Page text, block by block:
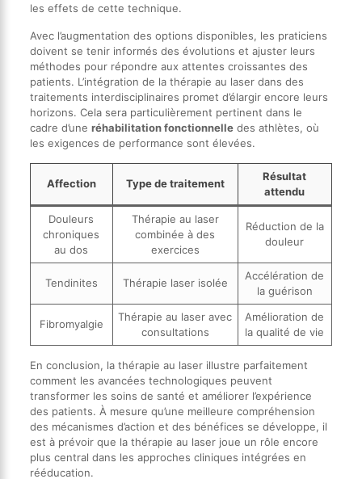
les effets de cette technique.
Avec l’augmentation des options disponibles, les praticiens
doivent se tenir informés des évolutions et ajuster leurs
méthodes pour répondre aux attentes croissantes des
patients. L’intégration de la thérapie au laser dans des
traitements interdisciplinaires promet d’élargir encore leurs
horizons. Cela sera particulièrement pertinent dans le
cadre d’une réhabilitation fonctionnelledes athlètes, où
les exigences de performance sont élevées.
Affection Type de traitement
Résultat
attendu
Douleurs
chroniques
au dos
Thérapie au laser
combinée à des
exercices
Réduction de la
douleur
Tendinites Thérapie laser isolée
Accélération de
la guérison
Fibromyalgie
Thérapie au laser avec
consultations
Amélioration de
la qualité de vie
En conclusion, la thérapie au laser illustre parfaitement
comment les avancées technologiques peuvent
transformer les soins de santé et améliorer l’expérience
des patients. À mesure qu’une meilleure compréhension
des mécanismes d’action et des bénéfices se développe, il
est à prévoir que la thérapie au laser joue un rôle encore
plus central dans les approches cliniques intégrées en
rééducation.